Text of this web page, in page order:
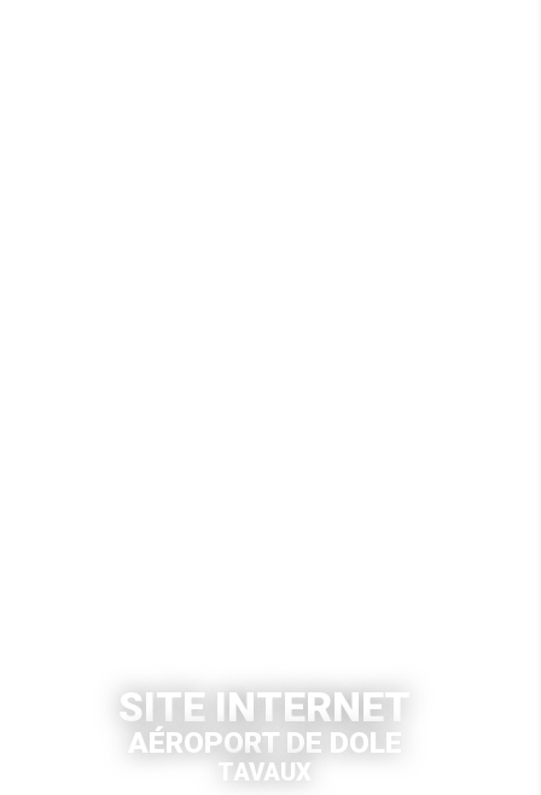
SITE INTERNET
AÉROPORT DE DOLE
TAVAUX